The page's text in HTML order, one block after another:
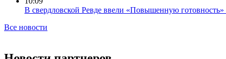
В свердловской Ревде ввели «Повышенную
Все новости